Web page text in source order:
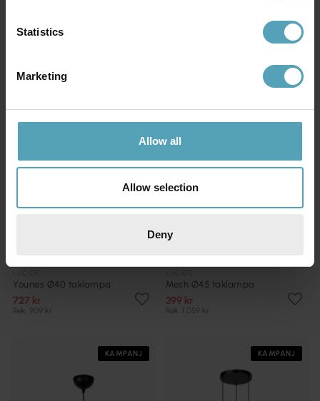
Statistics
Marketing
Allow all
Allow selection
Deny
Younes Ø40 taklampa
727 kr
Rek. 909 kr
KAMPANJ
Mesh Ø45 taklampa
399 kr
Rek. 1 059 kr
KAMPANJ KAMPANJ